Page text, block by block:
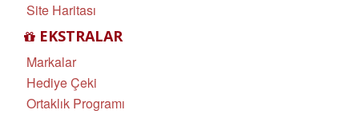
Site Haritası
EKSTRALAR
Markalar
Hediye Çeki
Ortaklık Programı